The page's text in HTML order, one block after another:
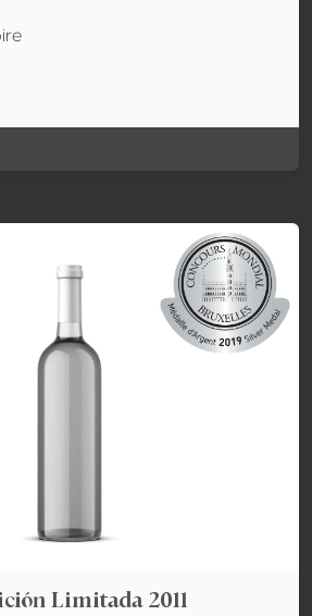
Limitada 2011